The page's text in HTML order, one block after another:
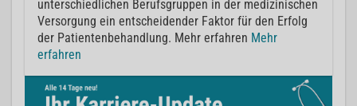
unterschiedlichen Berufsgruppen in der medizinischen
Versorgung ein entscheidender Faktor für den Erfolg
der Patientenbehandlung. Mehr erfahren Mehr
erfahren